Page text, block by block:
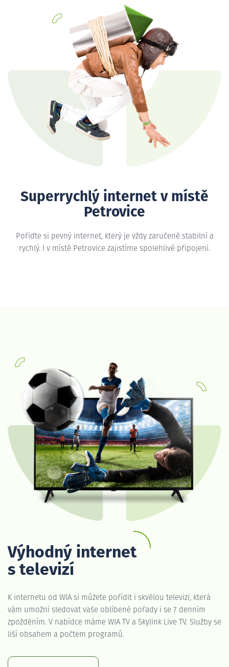
Superrychlý internet v místě
Petrovice
Pořiďte si pevný internet, který je vždy zaručeně stabilní a
rychlý. I v místě Petrovice zajistíme spolehlivé připojení.
Výhodný internet
s televizí
K internetu od WIA si můžete pořídit i skvělou televizi, která
vám umožní sledovat vaše oblíbené pořady i se 7 denním
zpožděním. V nabídce máme WIA TV a Skylink Live TV. Služby se
liší obsahem a počtem programů.